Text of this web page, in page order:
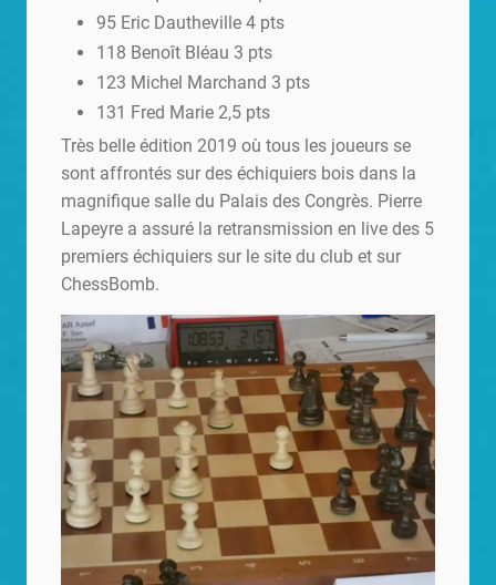
95 Eric Dautheville 4 pts
118 Benoît Bléau 3 pts
123 Michel Marchand 3 pts
131 Fred Marie 2,5 pts
Très belle édition 2019 où tous les joueurs se
sont affrontés sur des échiquiers bois dans la
magnifique salle du Palais des Congrès. Pierre
Lapeyre a assuré la retransmission en live des 5
premiers échiquiers sur le site du club et sur
ChessBomb.